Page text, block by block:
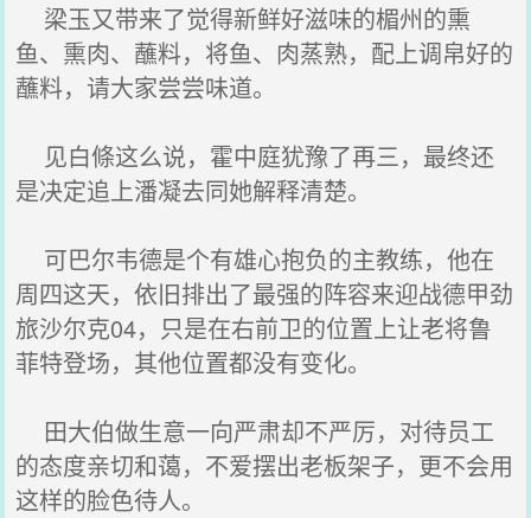
梁玉又带来了觉得新鲜好滋味的楣州的熏
鱼、熏肉、蘸料，将鱼、肉蒸熟，配上调帛好的
蘸料，请大家尝尝味道。
见白條这么说，霍中庭犹豫了再三，最终还
是决定追上潘凝去同她解释清楚。
可巴尔韦德是个有雄心抱负的主教练，他在
周四这天，依旧排出了最强的阵容来迎战德甲劲
旅沙尔克04，只是在右前卫的位置上让老将鲁
菲特登场，其他位置都没有变化。
田大伯做生意一向严肃却不严厉，对待员工
的态度亲切和蔼，不爱摆出老板架子，更不会用
这样的脸色待人。